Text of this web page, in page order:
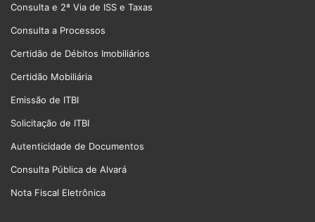
Consulta e 2ª Via de ISS e Taxas
Consulta a Processos
Certidão de Débitos Imobiliários
Certidão Mobiliária
Emissão de ITBI
Solicitação de ITBI
Autenticidade de Documentos
Consulta Pública de Alvará
Nota Fiscal Eletrônica